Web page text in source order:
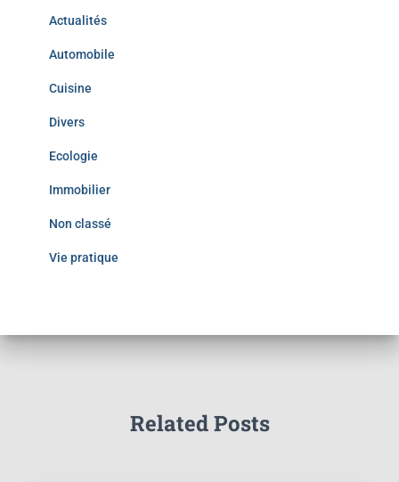
Actualités
Automobile
Cuisine
Divers
Ecologie
Immobilier
Non classé
Vie pratique
Related Posts